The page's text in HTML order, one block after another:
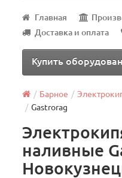
Главная
Доставка и оплата
Купить
Барное
Gastrorag
наливные